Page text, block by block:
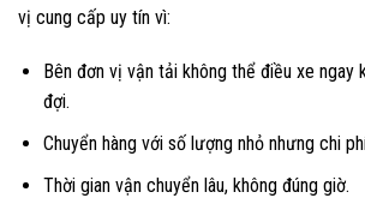
vị cung cấp uy tín vì:
Bên đơn vị vận tải không thể điều xe ngay
đợi.
Chuyển hàng với số lượng nhỏ nhưng chi
Thời gian vận chuyển lâu, không đúng giờ.